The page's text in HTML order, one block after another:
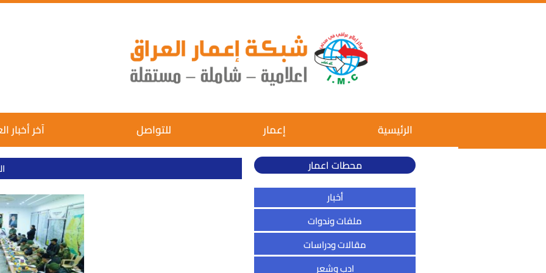
آخر أخبار للتواصل إعمار الرئيسية
محطات اعمار
أخبار
ملفات وندوات
مقالات ودراسات
ادب وشعر